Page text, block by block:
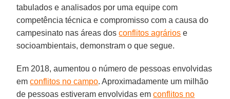
tabulados e analisados por uma equipe com
competência técnica e compromisso com a causa do
campesinato nas áreas dosconflitos agrários e
socioambientais, demonstram o que segue.
Em 2018, aumentou o número de pessoas envolvidas
emconflitos no campo. Aproximadamente um milhão
de pessoas estiveram envolvidas emconflitos no